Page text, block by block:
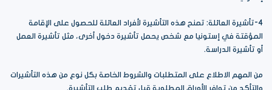
4-تأشيرة العائلة: تمنح هذه التأشيرة لأفراد العائلة للحصول على الإقامة
المؤقتة في إستونيا مع شخص يحمل تأشيرة دخول أخرى، مثل تأشيرة العمل
أو تأشيرة الدراسة.
من المهم الاطلاع على المتطلبات والشروط الخاصة بكل نوع من هذه التأشيرات
والتأكد من توافر الأوراق المطلوبة قبل تقديم طلب التأشيرة.